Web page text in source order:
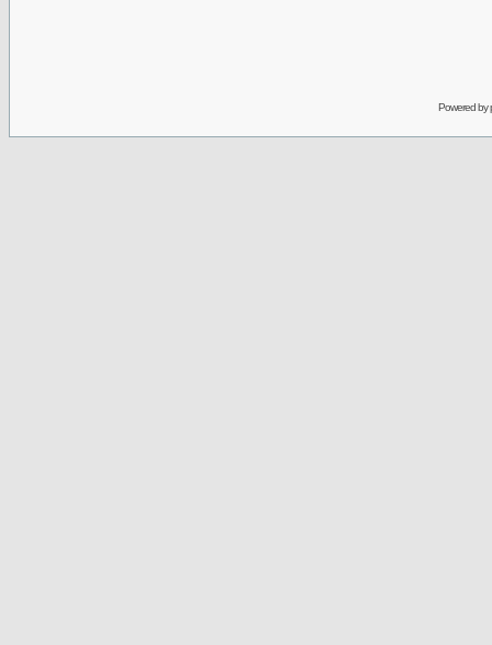
Powered by